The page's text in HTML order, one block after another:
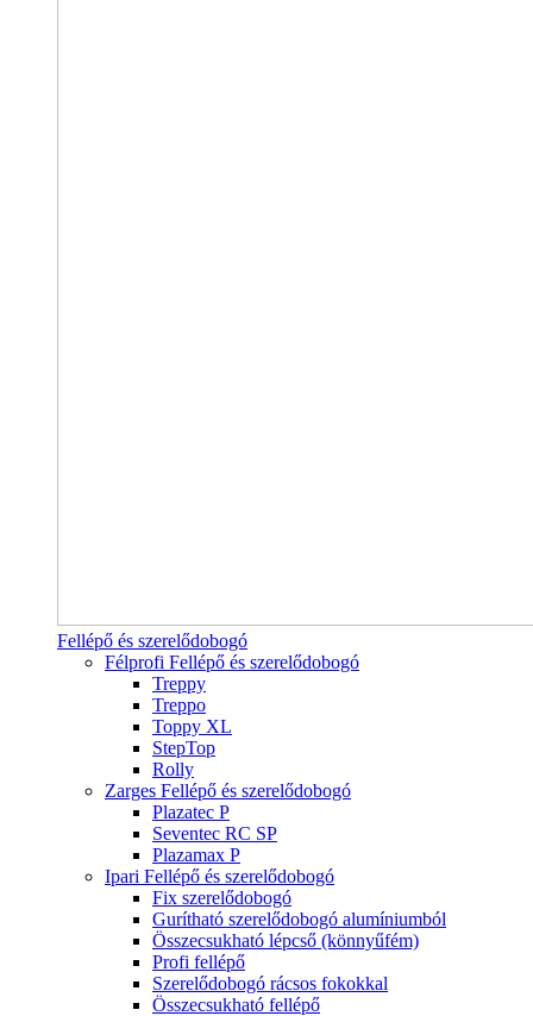
Fellépő és szerelődobogó
Félprofi Fellépő és szerelődobogó
Treppy
Treppo
Toppy XL
StepTop
Rolly
Zarges Fellépő és szerelődobogó
Plazatec P
Seventec RC SP
Plazamax P
Ipari Fellépő és szerelődobogó
Fix szerelődobogó
Gurítható szerelődobogó alumíniumból
Összecsukható lépcső (könnyűfém)
Profi fellépő
Szerelődobogó rácsos fokokkal
Összecsukható fellépő